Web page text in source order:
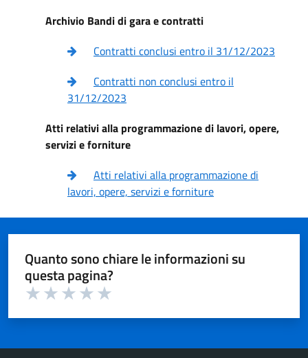
Archivio Bandi di gara e contratti
Contratti conclusi entro il 31/12/2023
Contratti non conclusi entro il
31/12/2023
Atti relativi alla programmazione di lavori, opere,
servizi e forniture
Atti relativi alla programmazione di
lavori, opere, servizi e forniture
Quanto sono chiare le informazioni su
questa pagina?